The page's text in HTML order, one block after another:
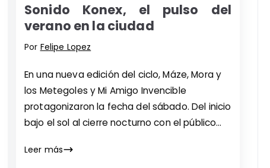
Sonido Konex, el pulso del
verano en la ciudad
Por Felipe Lopez
En una nueva edición del ciclo, Máze, Mora y
los Metegoles y Mi Amigo Invencible
protagonizaron la fecha del sábado. Del inicio
bajo el sol al cierre nocturno con el público
Leer más